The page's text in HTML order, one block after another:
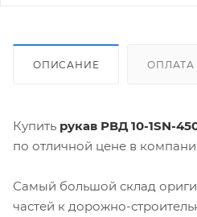
ОПИСАНИЕ ОПЛАТА
Купить рукав РВД 10-1SN-
по отличной цене в
Самый большой склад
частей к дорожно-